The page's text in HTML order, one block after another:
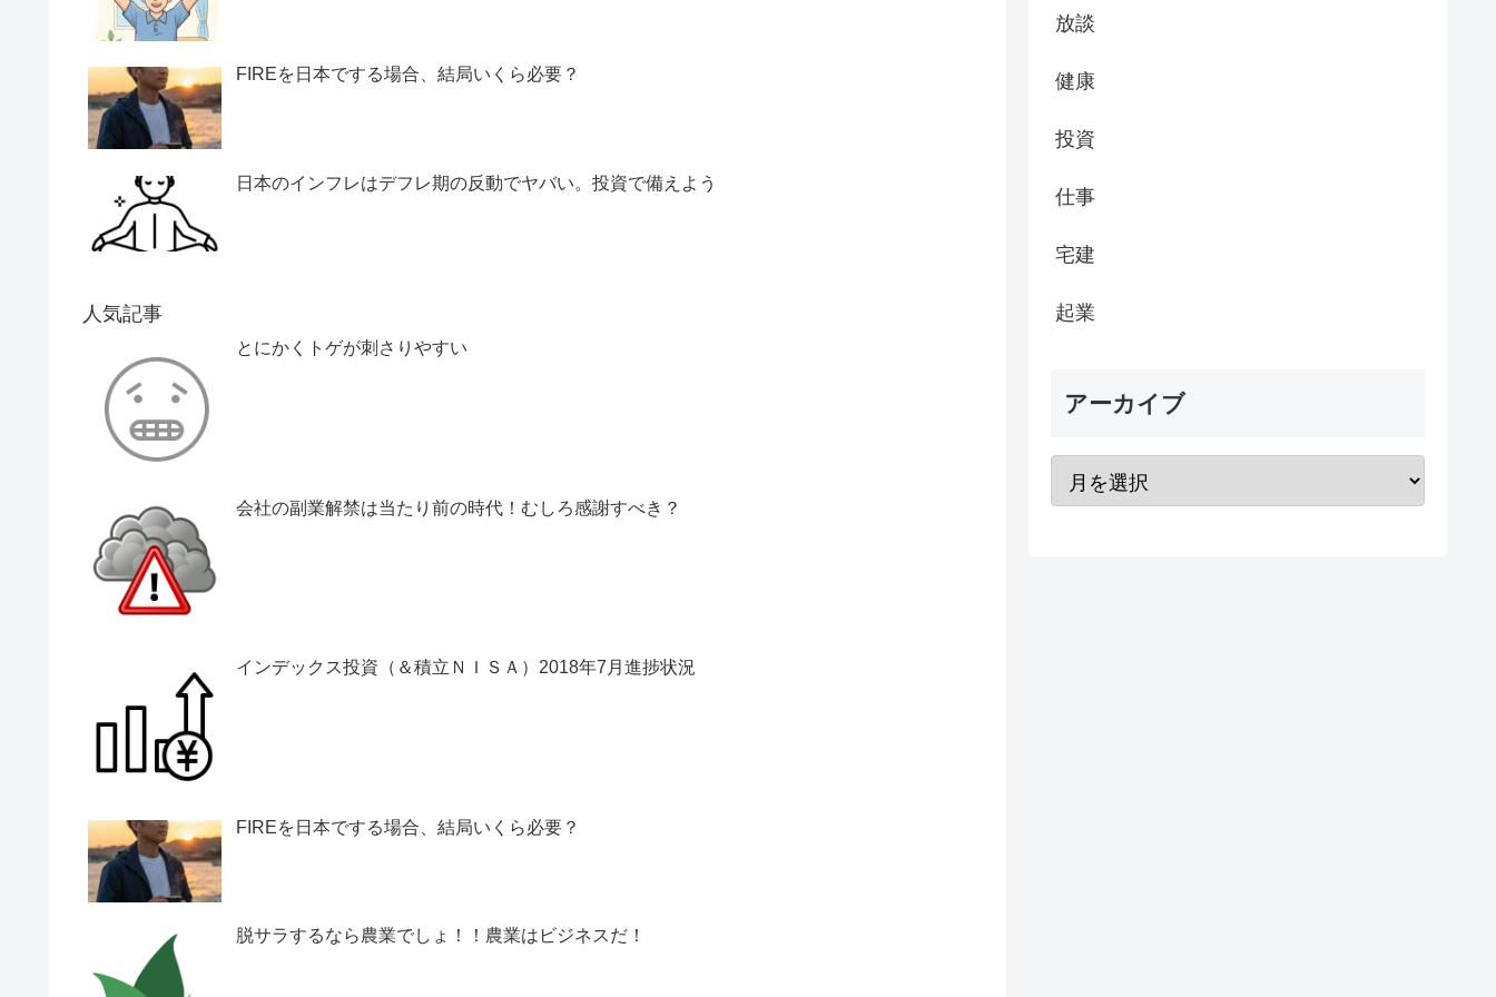
FIREを日本でする場合、結局いくら必要？
日本のインフレはデフレ期の反動でヤバい。投資で備えよう
人気記事
とにかくトゲが刺さりやすい
会社の副業解禁は当たり前の時代！むしろ感謝すべき？
インデックス投資（＆積立ＮＩＳＡ）2018年7月進捗状況
FIREを日本でする場合、結局いくら必要？
脱サラするなら農業でしょ！！農業はビジネスだ！
放談
健康
投資
仕事
宅建
起業
アーカイブ